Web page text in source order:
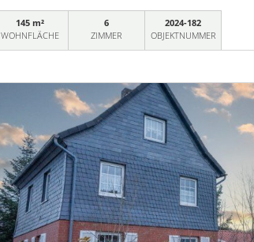
145 m²
WOHNFLÄCHE
6
ZIMMER
2024-182
OBJEKTNUMMER